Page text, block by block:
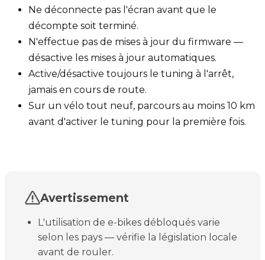
Ne déconnecte pas l'écran avant que le
décompte soit terminé.
N'effectue pas de mises à jour du firmware —
désactive les mises à jour automatiques.
Active/désactive toujours le tuning à l'arrêt,
jamais en cours de route.
Sur un vélo tout neuf, parcours au moins 10 km
avant d'activer le tuning pour la première fois.
Avertissement
L'utilisation de e-bikes débloqués varie
selon les pays — vérifie la législation locale
avant de rouler.